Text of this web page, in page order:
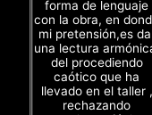
forma de lenguaje
con la obra, en
mi pretensión,es
una lectura
del procediendo
caótico que ha
llevado en el taller ,
rechazando